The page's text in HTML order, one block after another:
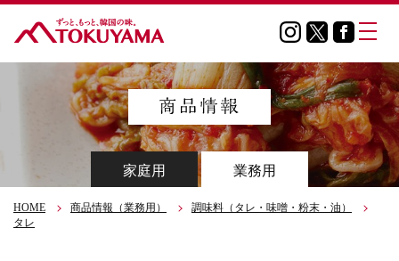
家庭用 業務用
HOME 商品情報（業務用）
調味料（タレ・味噌・粉末・油）
タレ